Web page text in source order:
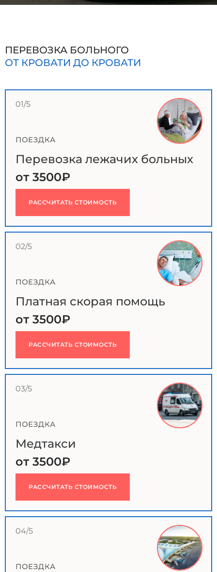
ПЕРЕВОЗКА БОЛЬНОГО
ОТ КРОВАТИ ДО КРОВАТИ
01/5
ПОЕЗДКА
Перевозка лежачих больных
от 3500₽
РАССЧИТАТЬ СТОИМОСТЬ
02/5
ПОЕЗДКА
Платная скорая помощь
от 3500₽
РАССЧИТАТЬ СТОИМОСТЬ
03/5
ПОЕЗДКА
Медтакси
от 3500₽
РАССЧИТАТЬ СТОИМОСТЬ
04/5
ПОЕЗДКА